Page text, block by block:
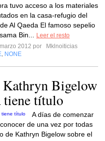
tuvo acceso a los materiales
en la casa-refugio del
Al Qaeda El famoso sepelio
Bin...
Leer el resto
2012 por
Mklnoiticias
NONE
Kathryn Bigelow
tiene título
A días de comenzar
de una vez por todas
de Kathryn Bigelow sobre el